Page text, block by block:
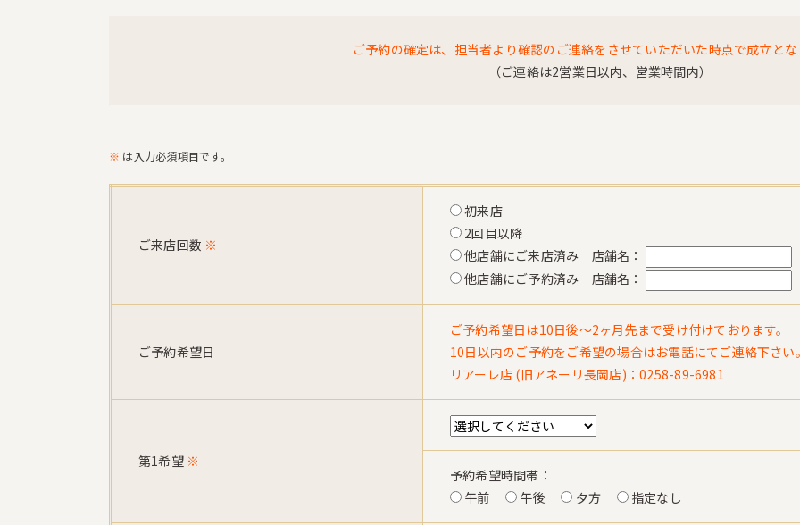
ご予約の確定は、担当者より確認のご連絡をさせていただいた時点で成立と
（ご連絡は2営業日以内、営業時間内）
※ は入力必須項目です。
ご来店回数 ※
初来店
2回目以降
他店舗にご来店済み 店舗名：
他店舗にご予約済み 店舗名：
ご予約希望日
ご予約希望日は10日後〜2ヶ月先まで受け付けております。
10日以内のご予約をご希望の場合はお電話にてご連絡下さい
リアーレ店 (旧アネーリ長岡店)：0258-89-6981
第1希望 ※
予約希望時間帯：
午前
午後 夕方 指定なし